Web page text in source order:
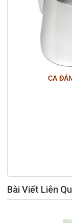
CA
Bài Viết Liên